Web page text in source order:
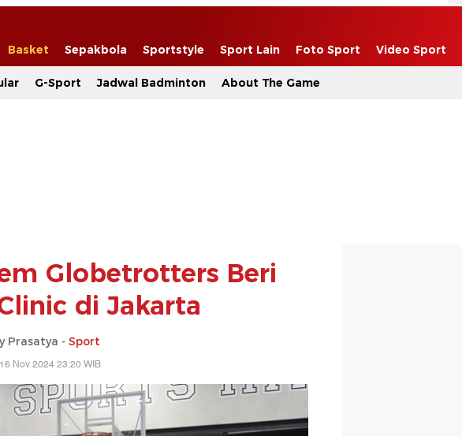
Basket Sepakbola Sportstyle Sport Lain Foto Sport Video Sport
G-Sport Jadwal Badminton About The Game
Globetrotters Beri
di Jakarta
Prasatya - Sport
Nov 2024 23:20 WIB